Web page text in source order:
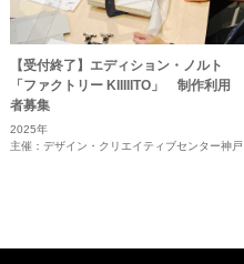
【受付終了】エディション・ノルト
「ファクトリー KIIIIITO」 制作利用
者募集
2025年
主催：デザイン・クリエイティブセンター神戸